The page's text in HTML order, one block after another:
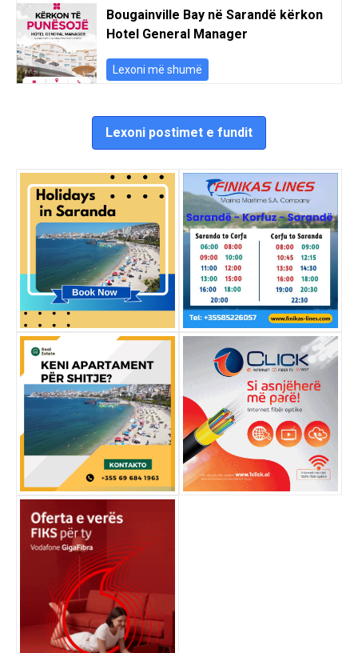
Bougainville Bay në Sarandë kërkon
Hotel General Manager
Lexoni më shumë
Lexoni postimet e fundit